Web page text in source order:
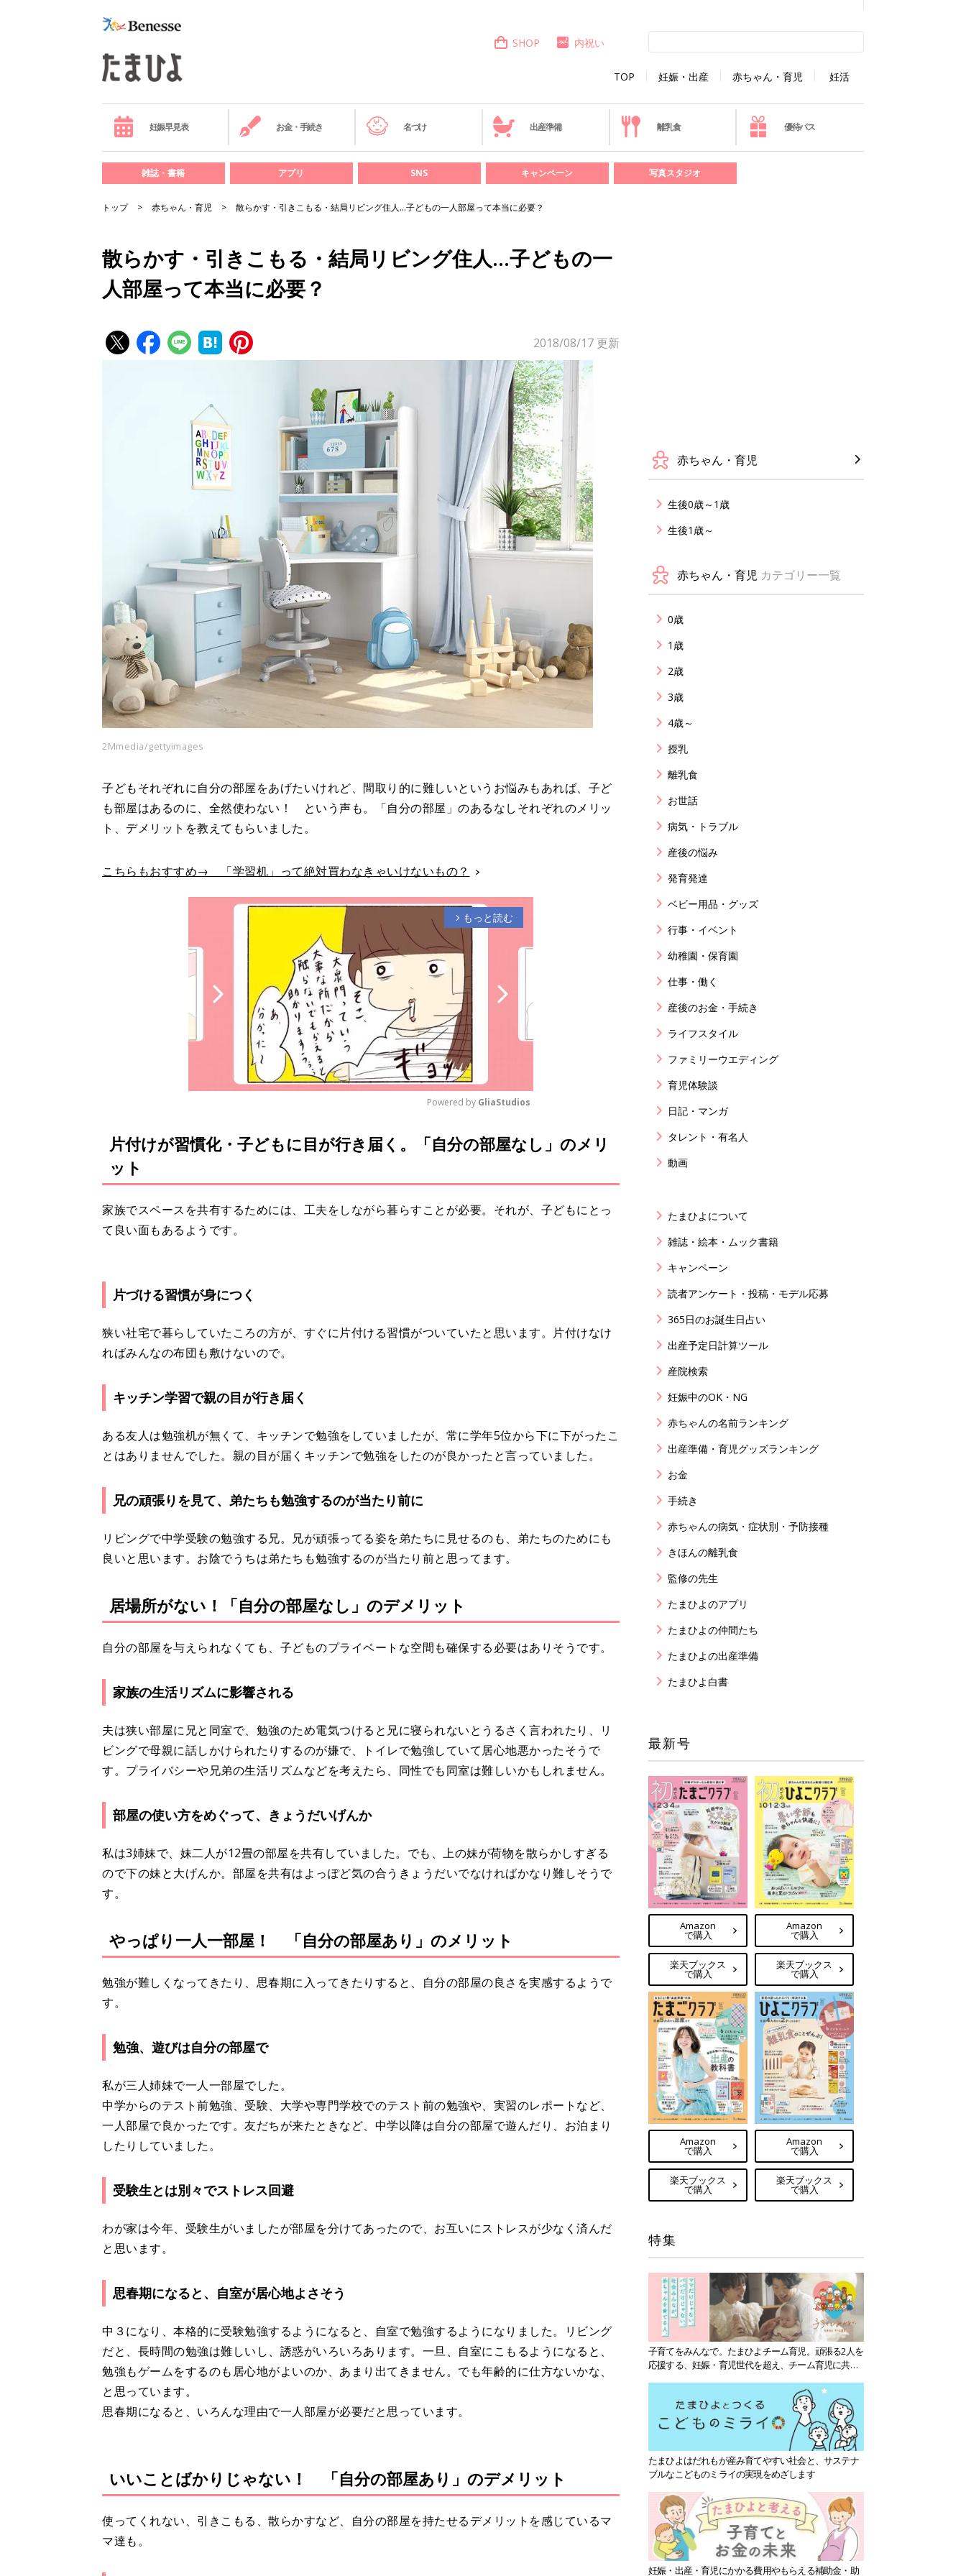
TOP 妊娠・出産 赤ちゃん・育児 妊活
SHOP 内祝い
妊娠早見表 お金・手続き 名づけ 出産準備 離乳食 優待パス
雑誌・書籍 アプリ SNS キャンペーン 写真スタジオ
トップ 赤ちゃん・育児 散らかす・引きこもる・結局リビング住人…子どもの一人部屋って本当に必要？
散らかす・引きこもる・結局リビング住人…子どもの一
人部屋って本当に必要？
2018/08/17 更新
2Mmedia/gettyimages
子どもそれぞれに自分の部屋をあげたいけれど、間取り的に難しいというお悩みもあれば、子ど
も部屋はあるのに、全然使わない！ という声も。「自分の部屋」のあるなしそれぞれのメリッ
ト、デメリットを教えてもらいました。
こちらもおすすめ→ 「学習机」って絶対買わなきゃいけないもの？
arrow_forward_ios もっと読む
M
t
e
Powered by GliaStudios
片付けが習慣化・子どもに目が行き届く。「自分の部屋なし」のメリ
ット
家族でスペースを共有するためには、工夫をしながら暮らすことが必要。それが、子どもにとっ
て良い面もあるようです。
片づける習慣が身につく
狭い社宅で暮らしていたころの方が、すぐに片付ける習慣がついていたと思います。片付けなけ
ればみんなの布団も敷けないので。
キッチン学習で親の目が行き届く
ある友人は勉強机が無くて、キッチンで勉強をしていましたが、常に学年5位から下に下がったこ
とはありませんでした。親の目が届くキッチンで勉強をしたのが良かったと言っていました。
兄の頑張りを見て、弟たちも勉強するのが当たり前に
リビングで中学受験の勉強する兄。兄が頑張ってる姿を弟たちに見せるのも、弟たちのためにも
良いと思います。お陰でうちは弟たちも勉強するのが当たり前と思ってます。
居場所がない！「自分の部屋なし」のデメリット
自分の部屋を与えられなくても、子どものプライベートな空間も確保する必要はありそうです。
家族の生活リズムに影響される
夫は狭い部屋に兄と同室で、勉強のため電気つけると兄に寝られないとうるさく言われたり、リ
ビングで母親に話しかけられたりするのが嫌で、トイレで勉強していて居心地悪かったそうで
す。プライバシーや兄弟の生活リズムなどを考えたら、同性でも同室は難しいかもしれません。
部屋の使い方をめぐって、きょうだいげんか
私は3姉妹で、妹二人が12畳の部屋を共有していました。でも、上の妹が荷物を散らかしすぎる
ので下の妹と大げんか。部屋を共有はよっぽど気の合うきょうだいでなければかなり難しそうで
す。
やっぱり一人一部屋！ 「自分の部屋あり」のメリット
勉強が難しくなってきたり、思春期に入ってきたりすると、自分の部屋の良さを実感するようで
す。
勉強、遊びは自分の部屋で
私が三人姉妹で一人一部屋でした。
中学からのテスト前勉強、受験、大学や専門学校でのテスト前の勉強や、実習のレポートなど、
一人部屋で良かったです。友だちが来たときなど、中学以降は自分の部屋で遊んだり、お泊まり
したりしていました。
受験生とは別々でストレス回避
わが家は今年、受験生がいましたが部屋を分けてあったので、お互いにストレスが少なく済んだ
と思います。
思春期になると、自室が居心地よさそう
中３になり、本格的に受験勉強するようになると、自室で勉強するようになりました。リビング
だと、長時間の勉強は難しいし、誘惑がいろいろあります。一旦、自室にこもるようになると、
勉強もゲームをするのも居心地がよいのか、あまり出てきません。でも年齢的に仕方ないかな、
と思っています。
思春期になると、いろんな理由で一人部屋が必要だと思っています。
いいことばかりじゃない！ 「自分の部屋あり」のデメリット
使ってくれない、引きこもる、散らかすなど、自分の部屋を持たせるデメリットを感じているマ
マ達も。
赤ちゃん・育児
生後0歳～1歳
生後1歳～
赤ちゃん・育児 カテゴリー一覧
0歳
1歳
2歳
3歳
4歳～
授乳
離乳食
お世話
病気・トラブル
産後の悩み
発育発達
ベビー用品・グッズ
行事・イベント
幼稚園・保育園
仕事・働く
産後のお金・手続き
ライフスタイル
ファミリーウエディング
育児体験談
日記・マンガ
タレント・有名人
動画
たまひよについて
雑誌・絵本・ムック書籍
キャンペーン
読者アンケート・投稿・モデル応募
365日のお誕生日占い
出産予定日計算ツール
産院検索
妊娠中のOK・NG
赤ちゃんの名前ランキング
出産準備・育児グッズランキング
お金
手続き
赤ちゃんの病気・症状別・予防接種
きほんの離乳食
監修の先生
たまひよのアプリ
たまひよの仲間たち
たまひよの出産準備
たまひよ白書
最新号
Amazon
で購入
楽天ブックス
で購入
Amazon
で購入
楽天ブックス
で購入
Amazon
で購入
楽天ブックス
で購入
Amazon
で購入
楽天ブックス
で購入
特集
子育てをみんなで。たまひよチーム育児。頑張る2人を
応援する、妊娠・育児世代を超え、チーム育児に共感
たまひよはだれもが産み育てやすい社会と、サステナ
ブルなこどものミライの実現をめざします
妊娠・出産・育児にかかる費用やもらえる補助金・助